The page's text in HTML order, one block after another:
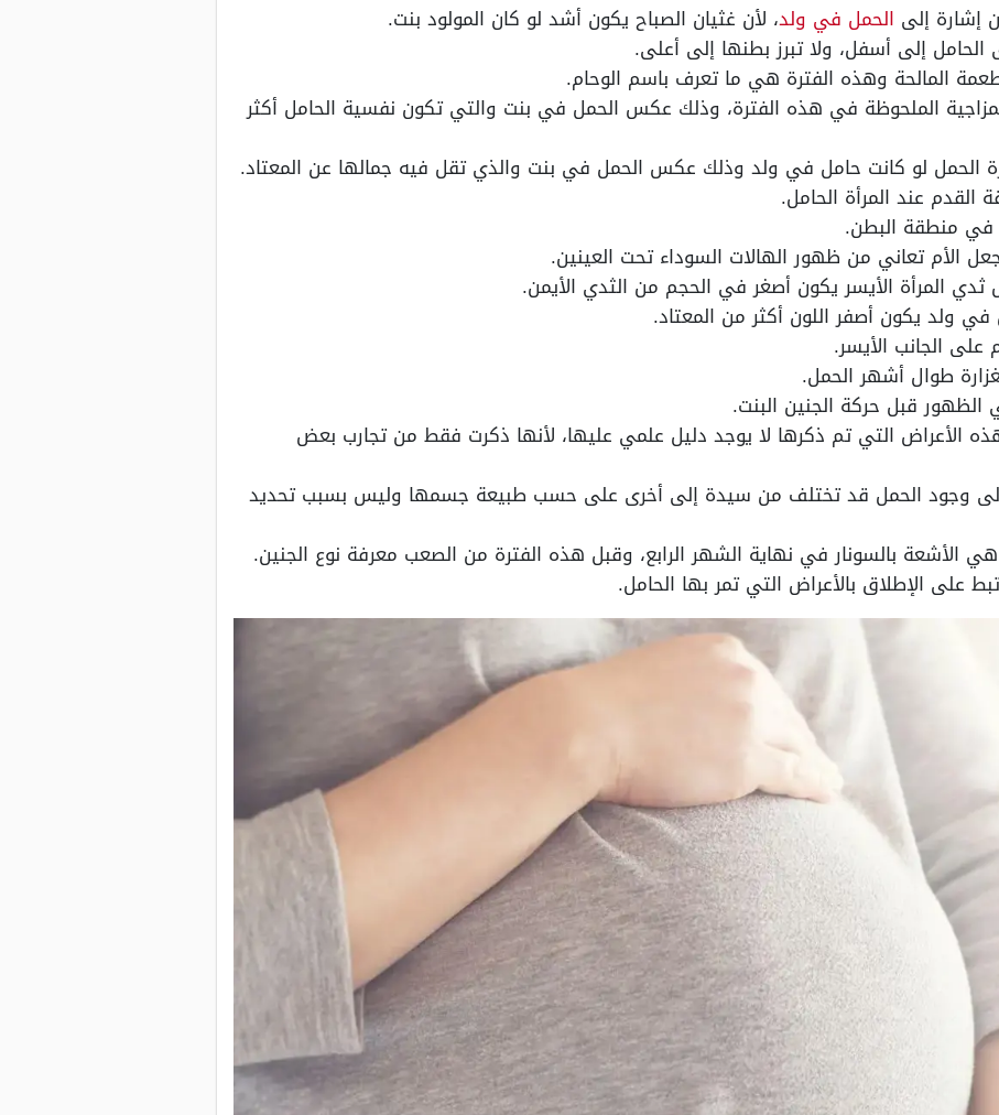
إشارة إلى الحمل في ولد، لأن غثيان الصباح يكون أشد لو كان المولود بنت.
إلى أسفل، ولا تبرز بطنها إلى أعلى.
المالحة وهذه الفترة هي ما تعرف باسم الوحام.
المزاجية الملحوظة في هذه الفترة، وذلك عكس الحمل في بنت والتي تكون نفسية الحامل أكثر
الحمل لو كانت حامل في ولد وذلك عكس الحمل في بنت والذي تقل فيه جمالها عن المعتاد.
عند المرأة الحامل.
في منطقة البطن.
الأم تعاني من ظهور الهالات السوداء تحت العينين.
ثدي المرأة الأيسر يكون أصغر في الحجم من الثدي الأيمن.
في ولد يكون أصفر اللون أكثر من المعتاد.
على الجانب الأيسر.
طوال أشهر الحمل.
الظهور قبل حركة الجنين البنت.
الأعراض التي تم ذكرها لا يوجد دليل علمي عليها، لأنها ذكرت فقط من تجارب بعض
إلى وجود الحمل قد تختلف من سيدة إلى أخرى على حسب طبيعة جسمها وليس بسبب تحديد
الأشعة بالسونار في نهاية الشهر الرابع، وقبل هذه الفترة من الصعب معرفة نوع الجنين.
على الإطلاق بالأعراض التي تمر بها الحامل.